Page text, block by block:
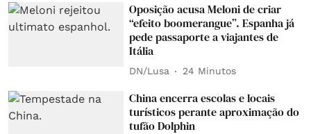
Oposição acusa Meloni de criar
“efeito boomerangue”. Espanha já
pede passaporte a viajantes de
Itália
DN/Lusa 24 Minutos
China encerra escolas e locais
turísticos perante aproximação do
tufão Dolphin